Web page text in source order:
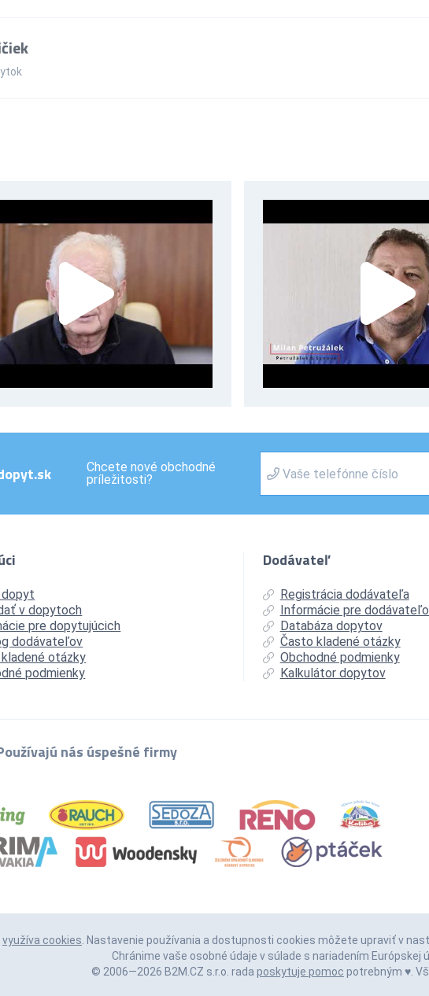
Chcete nové obchodné
príležitosti?
v dopytoch
pre dopytujúcich
dodávateľov
otázky
podmienky
Dodávateľ
Registrácia dodávateľa
Informácie pre
Databáza dopytov
Často kladené otázky
Obchodné podmienky
Kalkulátor dopytov
nás úspešné firmy
využíva cookies. Nastavenie používania a dostupnosti cookies môžete upraviť v
Chránime vaše osobné údaje v súlade s nariadením Európskej
© 2006—2026 B2M.CZ s.r.o. rada poskytuje pomoc potrebným ♥️.